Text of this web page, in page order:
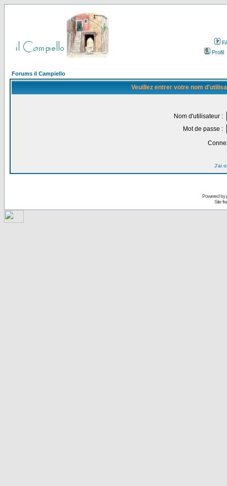
Profil
Forums il Campiello
Veuillez entrer votre nom
Nom d'utilisateur :
Mot de passe :
J'ai
Powered by
Site